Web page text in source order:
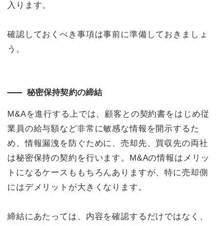
入ります。
確認しておくべき事項は事前に準備しておきましょ
う。
秘密保持契約の締結
M&Aを進行する上では、顧客との契約書をはじめ従
業員の給与額など非常に敏感な情報を開示するた
め、情報漏洩を防ぐために、売却先、買収先の両社
は秘密保持の契約を行います。M&Aの情報はメリッ
トになるケースももちろんありますが、特に売却側
にはデメリットが大きくなります。
締結にあたっては、内容を確認するだけではなく、